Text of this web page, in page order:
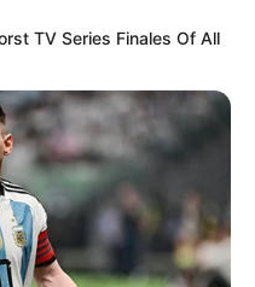
desalojo de
en Caquetá
ANTIOQUIA
operativo en
desalojaron familias
tumbaron cuatro
TV Series Finales Of All